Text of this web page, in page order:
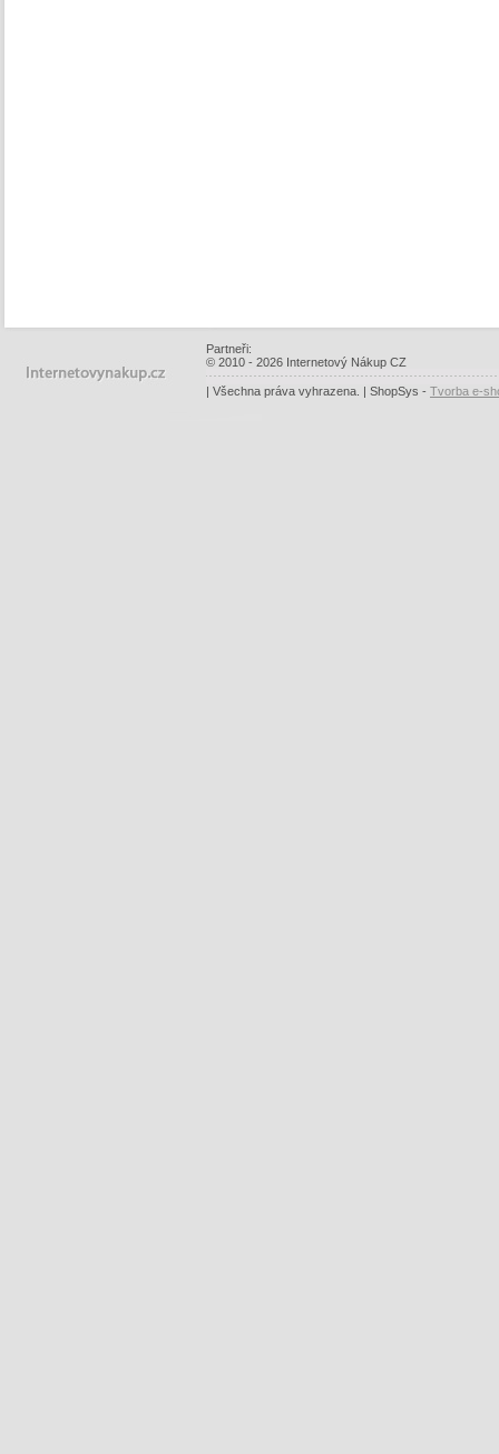
Partneři:
© 2010 - 2026 Internetový Nákup CZ
| Všechna práva vyhrazena. | ShopSys - Tvorba e-